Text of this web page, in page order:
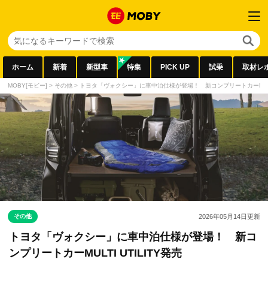
ホーム 新着 新型車 特集 PICK UP 試乗 取材レ
MOBY[モビー] > その他 > トヨタ「ヴォクシー」に車中泊仕様が登場！ 新コンプリートカー
その他 2026年05月14日更新
トヨタ「ヴォクシー」に車中泊仕様が登場！ 新コ
ンプリートカーMULTI UTILITY発売